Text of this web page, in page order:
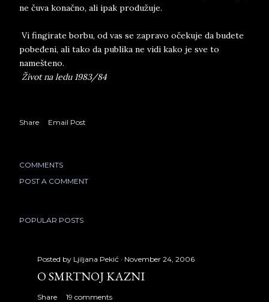
ne čuva konačno, ali ipak produžuje.
Vi fingirate borbu, od vas se zapravo očekuje da budete
pobeđeni, ali tako da publika ne vidi kako je sve to
namešteno.
Život na ledu 1983/84
Share Email Post
COMMENTS
POST A COMMENT
POPULAR POSTS
Posted by Ljiljana Pekić November 24, 2006
O SMRTNOJ KAZNI
Share 19 comments